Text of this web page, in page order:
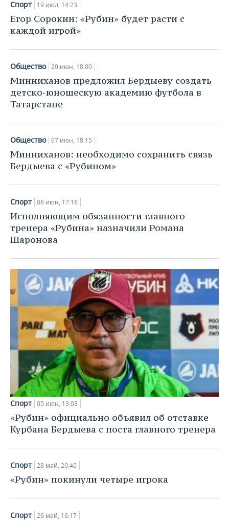
Спорт 19 июл, 14:23
Егор Сорокин: «Рубин» будет расти с
каждой игрой»
Общество 20 июн, 18:00
Минниханов предложил Бердыеву создать
детско-юношескую академию футбола в
Татарстане
Общество 07 июн, 18:15
Минниханов: необходимо сохранить связь
Бердыева с «Рубином»
Спорт 06 июн, 17:16
Исполняющим обязанности главного
тренера «Рубина» назначили Романа
Шаронова
Спорт 05 июн, 13:03
«Рубин» официально объявил об отставке
Курбана Бердыева с поста главного тренера
Спорт 28 май, 20:40
«Рубин» покинули четыре игрока
Спорт 26 май, 16:17